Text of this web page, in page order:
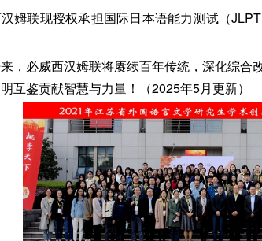
姆联现授权承担国际日本语能力测试（
，必威西汉姆联将赓续百年传统，深化综
互鉴贡献智慧与力量！（2025年5月更新）